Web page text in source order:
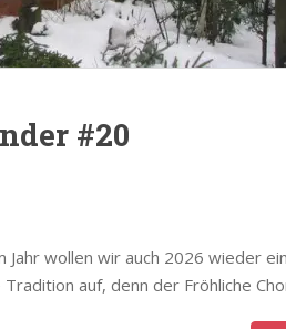
#20
wollen wir auch 2026 wieder
auf, denn der Fröhliche